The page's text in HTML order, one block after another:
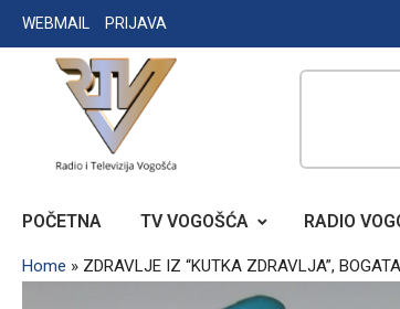
Skip
to
WEBMAIL PRIJAVA
RADIO TELEVIZIJA VOGOŠĆA
POČETNA TV VOGOŠĆA RADIO
Home » ZDRAVLJE IZ “KUTKA ZDRAVLJA”,